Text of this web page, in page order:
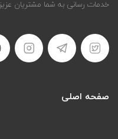
خدمات رسانی به شما مشتریان
صفحه اصلی